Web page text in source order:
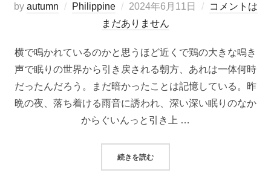
by autumn Philippine
投
稿
2024年6月11日
コメントは
まだありません
横で鳴かれているのかと思うほど近くで鶏の大きな鳴き
声で眠りの世界から引き戻される朝方、あれは一体何時
だったんだろう。まだ暗かったことは記憶している。昨
晩の夜、落ち着ける雨音に誘われ、深い深い眠りのなか
からぐいんっと引き上 …
続きを読む“BUSCALANへの旅 2日目”